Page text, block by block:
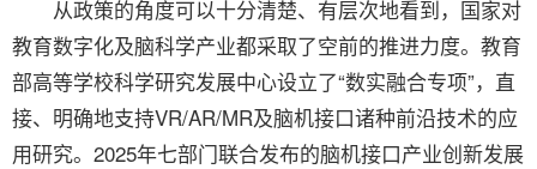
从政策的角度可以十分清楚、有层次地看到，国家对
教育数字化及脑科学产业都采取了空前的推进力度。教育
部高等学校科学研究发展中心设立了“数实融合专项”，直
接、明确地支持VR/AR/MR及脑机接口诸种前沿技术的应
用研究。2025年七部门联合发布的脑机接口产业创新发展